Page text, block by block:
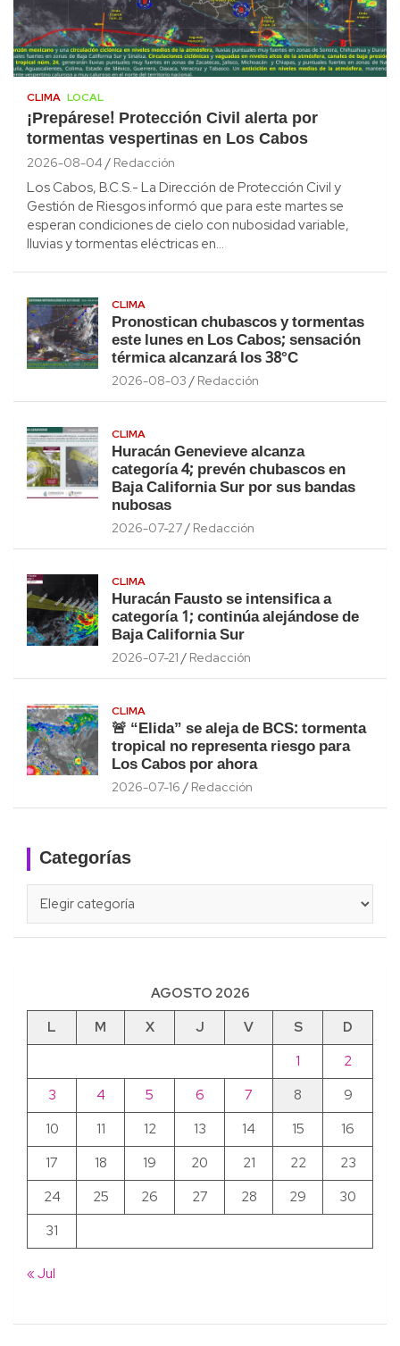
CLIMA LOCAL
¡Prepárese! Protección Civil alerta por
tormentas vespertinas en Los Cabos
2026-08-04 Redacción
Los Cabos, B.C.S.- La Dirección de Protección Civil y
Gestión de Riesgos informó que para este martes se
esperan condiciones de cielo con nubosidad variable,
lluvias y tormentas eléctricas en…
CLIMA
Pronostican chubascos y tormentas
este lunes en Los Cabos; sensación
térmica alcanzará los 38°C
2026-08-03 Redacción
CLIMA
Huracán Genevieve alcanza
categoría 4; prevén chubascos en
Baja California Sur por sus bandas
nubosas
2026-07-27 Redacción
CLIMA
Huracán Fausto se intensifica a
categoría 1; continúa alejándose de
Baja California Sur
2026-07-21 Redacción
CLIMA
🚨 “Elida” se aleja de BCS: tormenta
tropical no representa riesgo para
Los Cabos por ahora
2026-07-16 Redacción
Categorías
AGOSTO 2026
L
M X J V S
D
1
2
3
4 5 6 7 8
9
10
11 12 13 14 15
16
17
18 19 20 21 22
23
24
25 26 27 28 29
30
31
« Jul